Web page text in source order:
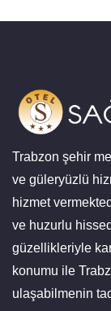
Trabzon şehir
ve güleryüzlü
hizmet
ve huzurlu
güzellikleriyle
konumu ile
ulaşabilmenin